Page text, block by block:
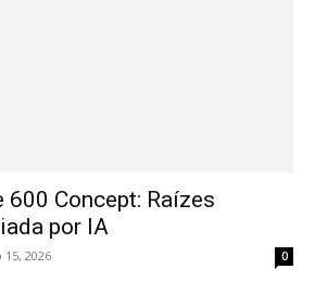
600 Concept: Raízes
por IA
15, 2026 0